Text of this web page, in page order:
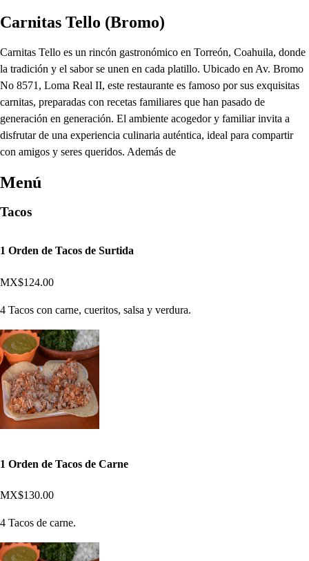
Carnitas Tello (Bromo)
Carnitas Tello es un rincón gastronómico en Torreón, Coahuila, donde
la tradición y el sabor se unen en cada platillo. Ubicado en Av. Bromo
No 8571, Loma Real II, este restaurante es famoso por sus exquisitas
carnitas, preparadas con recetas familiares que han pasado de
generación en generación. El ambiente acogedor y familiar invita a
disfrutar de una experiencia culinaria auténtica, ideal para compartir
con amigos y seres queridos. Además de
Menú
Tacos
1 Orden de Tacos de Surtida
MX$124.00
4 Tacos con carne, cueritos, salsa y verdura.
1 Orden de Tacos de Carne
MX$130.00
4 Tacos de carne.